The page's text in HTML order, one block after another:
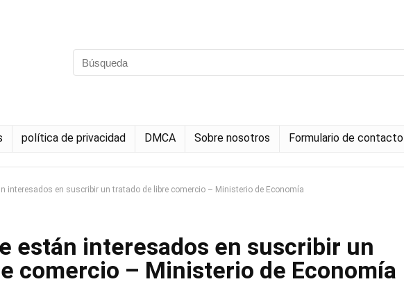
política de privacidad DMCA Sobre nosotros Formulario de contacto
interesados ​​en suscribir un tratado de libre comercio – Ministerio de Economía
están interesados ​​en suscribir un
comercio – Ministerio de Economía